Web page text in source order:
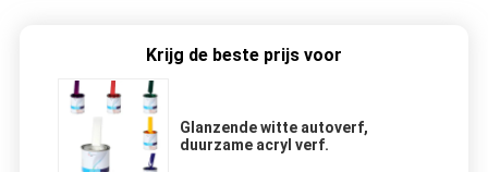
Krijg de beste prijs voor
Glanzende witte autoverf,
duurzame acryl verf.